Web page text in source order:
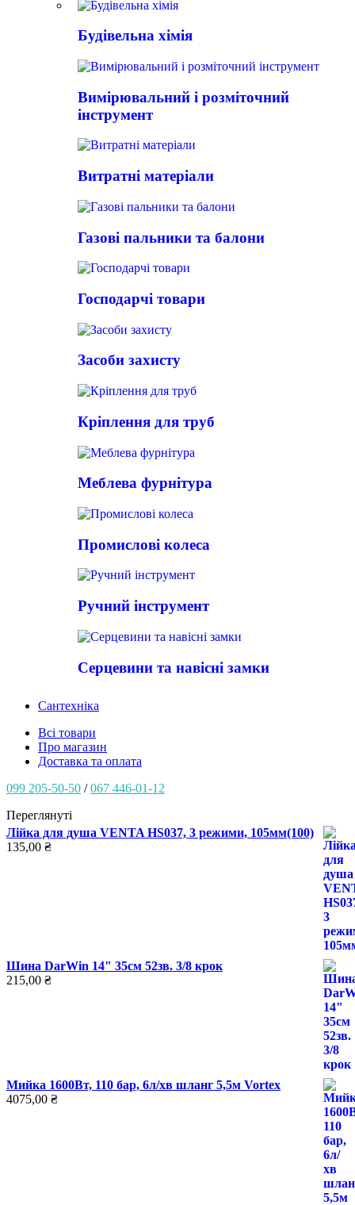
Будівельна хімія
Вимірювальний і розміточний
інструмент
Витратні матеріали
Газові пальники та балони
Господарчі товари
Засоби захисту
Кріплення для труб
Меблева фурнітура
Промислові колеса
Ручний інструмент
Серцевини та навісні замки
Сантехніка
Всі товари
Про магазин
Доставка та оплата
099 205-50-50 /067 446-01-12
Переглянуті
Лійка для душа VENTA HS037, 3 режими, 105мм(100)
135,00 ₴
Шина DarWin 14" 35см 52зв. 3/8 крок
215,00 ₴
Мийка 1600Вт, 110 бар, 6л/хв шланг 5,5м Vortex
4075,00 ₴